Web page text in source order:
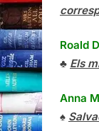
Roald
♣ Els
Anna
♠